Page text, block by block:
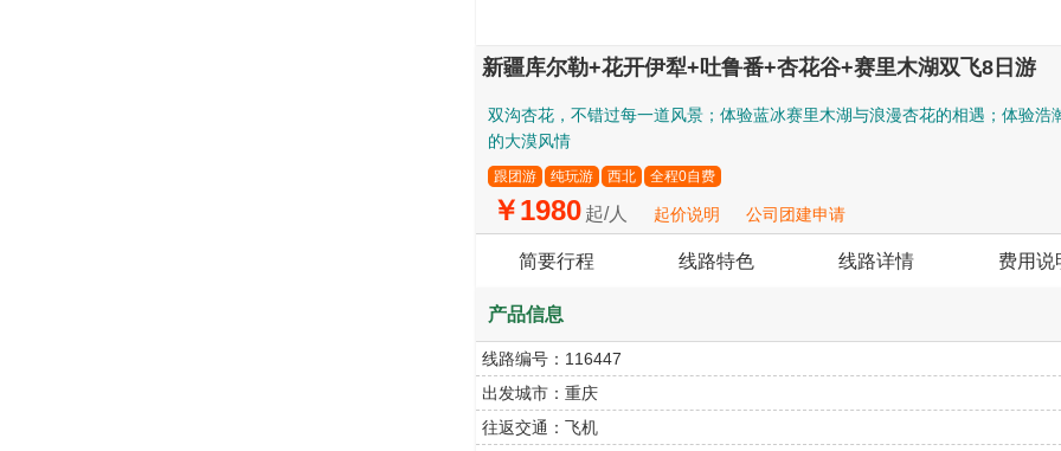
新疆库尔勒+花开伊犁+吐鲁番+杏花谷+赛里木湖双飞8日游
双沟杏花，不错过每一道风景；体验蓝冰赛里木湖与浪漫杏花的相遇；体验浩
的大漠风情
跟团游 纯玩游 西北 全程0自费
￥1980 起/人 起价说明 公司团建申请
简要行程 线路特色 线路详情 费用说
产品信息
线路编号： 116447
出发城市： 重庆
往返交通： 飞机